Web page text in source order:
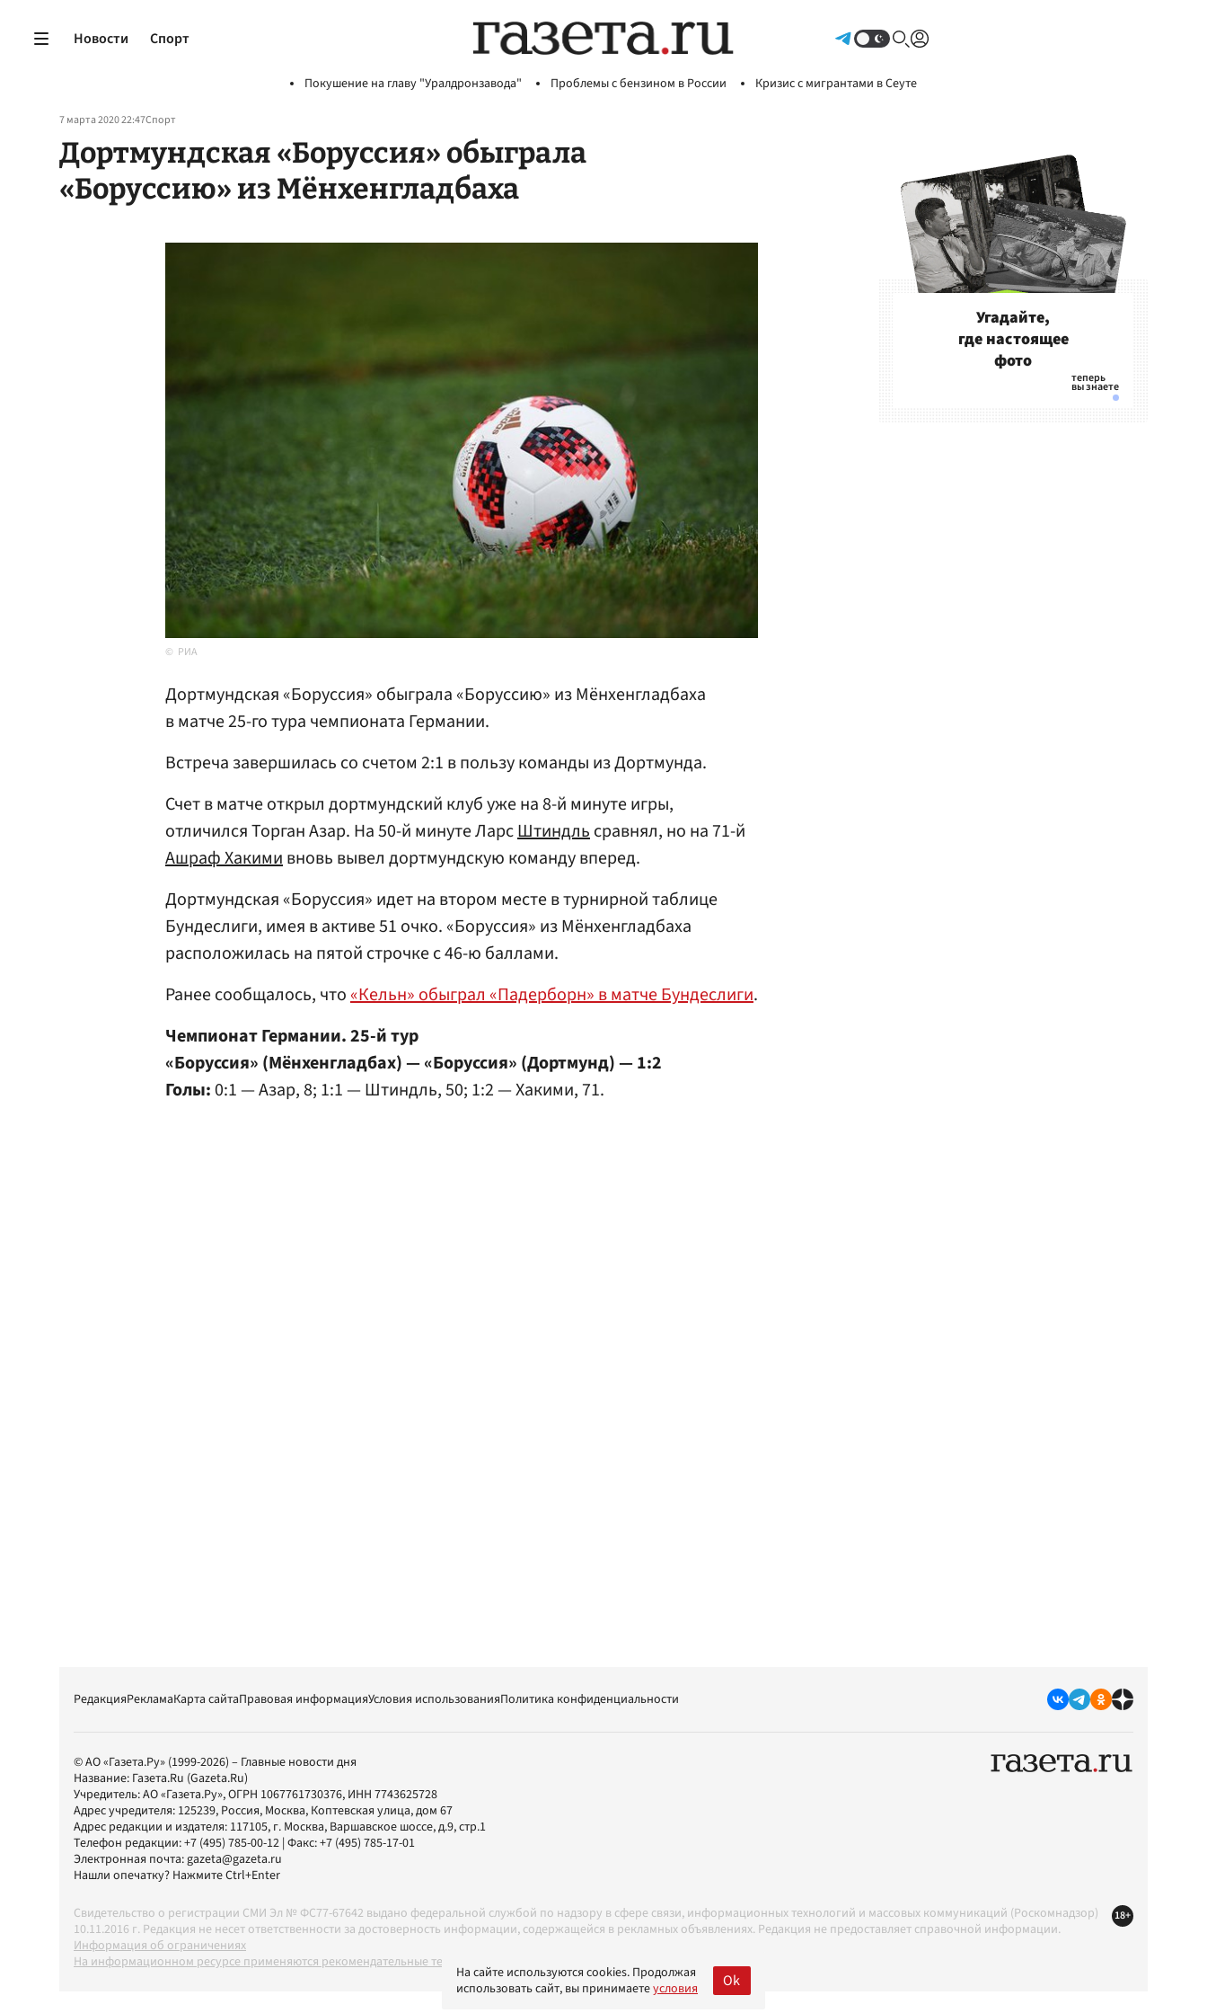
Новости Спорт
Покушение на главу "Уралдронзавода" Проблемы с бензином в России Кризис с мигрантами в Сеуте
7 марта 2020 22:47Спорт
Дортмундская «Боруссия» обыграла
«Боруссию» из Мёнхенгладбаха
РИА
Дортмундская «Боруссия» обыграла «Боруссию» из Мёнхенгладбаха
в матче 25-го тура чемпионата Германии.
Встреча завершилась со счетом 2:1 в пользу команды из Дортмунда.
Счет в матче открыл дортмундский клуб уже на 8-й минуте игры,
отличился Торган Азар. На 50-й минуте ЛарсШтиндльсравнял, но на 71-й
Ашраф Хакимивновь вывел дортмундскую команду вперед.
Дортмундская «Боруссия» идет на втором месте в турнирной таблице
Бундеслиги, имея в активе 51 очко. «Боруссия» из Мёнхенгладбаха
расположилась на пятой строчке с 46-ю баллами.
Ранее сообщалось, что«Кельн» обыграл «Падерборн» в матче Бундеслиги.
Чемпионат Германии. 25-й тур
«Боруссия» (Мёнхенгладбах) — «Боруссия» (Дортмунд) — 1:2
Голы:0:1 — Азар, 8; 1:1 — Штиндль, 50; 1:2 — Хакими, 71.
Угадайте,
где настоящее
фото
РедакцияРекламаКарта сайтаПравовая информацияУсловия использованияПолитика конфиденциальности
© АО «Газета.Ру» (1999-2026) – Главные новости дня
Название: Газета.Ru (Gazeta.Ru)
Учредитель:АО «Газета.Ру», ОГРН 1067761730376, ИНН 7743625728
Адрес учредителя: 125239, Россия, Москва, Коптевская улица, дом 67
Адрес редакции и издателя: 117105, г. Москва, Варшавское шоссе, д.9, стр.1
Телефон редакции:+7 (495) 785-00-12 | Факс:+7 (495) 785-17-01
Электронная почта:gazeta@gazeta.ru
Нашли опечатку? Нажмите Ctrl+Enter
Свидетельство о регистрации СМИ Эл № ФС77-67642 выдано федеральной службой по надзору в сфере связи, информационных технологий и массовых коммуникаций (Роскомнадзор)
10.11.2016 г. Редакция не несет ответственности за достоверность информации, содержащейся в рекламных объявлениях. Редакция не предоставляет справочной информации.
Информация об ограничениях
На информационном ресурсе применяются рекомендательные технологии в соответствии с Правилами
18+
На сайте используются cookies. Продолжая
использовать сайт, вы принимаетеусловия Ok